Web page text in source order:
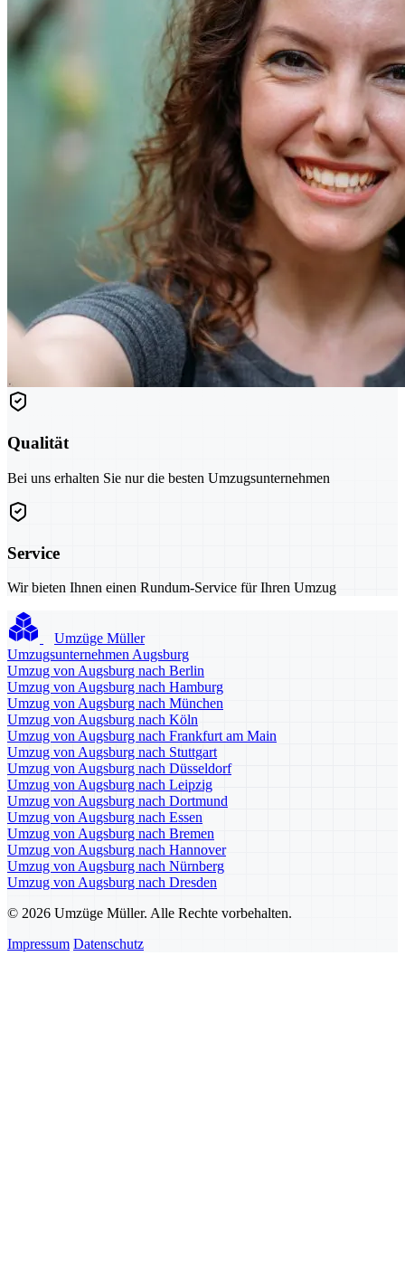
Qualität
Bei uns erhalten Sie nur die besten Umzugsunternehmen
Service
Wir bieten Ihnen einen Rundum-Service für Ihren Umzug
Umzüge Müller
Umzugsunternehmen Augsburg
Umzug von Augsburg nach Berlin
Umzug von Augsburg nach Hamburg
Umzug von Augsburg nach München
Umzug von Augsburg nach Köln
Umzug von Augsburg nach Frankfurt am Main
Umzug von Augsburg nach Stuttgart
Umzug von Augsburg nach Düsseldorf
Umzug von Augsburg nach Leipzig
Umzug von Augsburg nach Dortmund
Umzug von Augsburg nach Essen
Umzug von Augsburg nach Bremen
Umzug von Augsburg nach Hannover
Umzug von Augsburg nach Nürnberg
Umzug von Augsburg nach Dresden
© 2026 Umzüge Müller. Alle Rechte vorbehalten.
Impressum Datenschutz